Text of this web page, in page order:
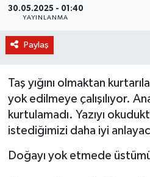
30.05.2025 - 01:40
YAYINLANMA
Paylaş
Taş yığını olmaktan
yok edilmeye çalışılıyor.
kurtulamadı. Yazıyı
istediğimizi daha iyi
Doğayı yok etmede
MAGAZİN
KÜLTÜR SANAT
BİLİM VE TEKNOLOJİ
OTOMOBİL
KURUMSAL
Son Dakika Haberleri
Haber Arşivi